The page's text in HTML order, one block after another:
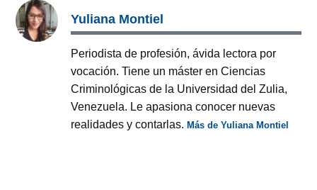
Yuliana Montiel
Periodista de profesión, ávida lectora por
vocación. Tiene un máster en Ciencias
Criminológicas de la Universidad del Zulia,
Venezuela. Le apasiona conocer nuevas
realidades y contarlas.Más de Yuliana Montiel